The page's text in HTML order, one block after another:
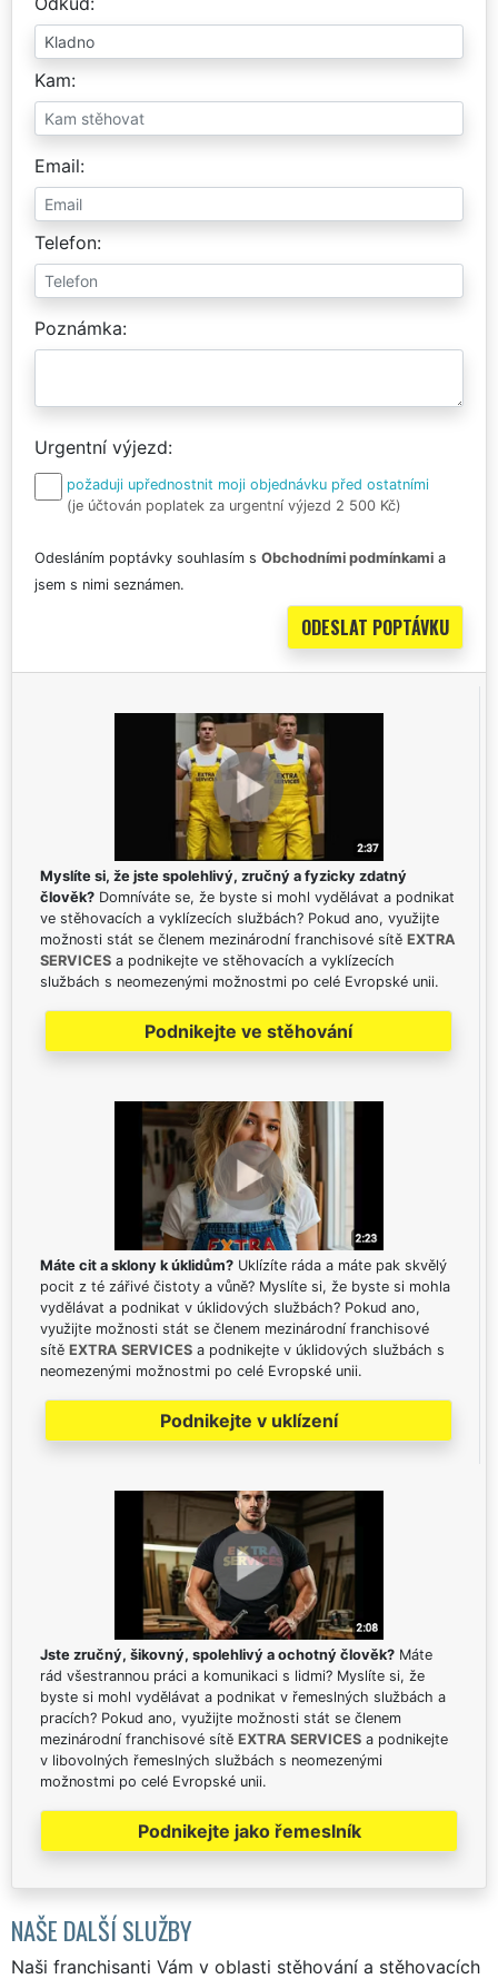
Kam
Email
Telefon
Poznámka
Urgentní výjezd
požaduji upřednostnit moji objednávku před ostatními
(je účtován poplatek za urgentní výjezd 2 500 Kč)
Odesláním poptávky souhlasím s Obchodními podmínkami a
jsem s nimi seznámen.
Myslíte si, že jste spolehlivý, zručný a fyzicky zdatný
člověk? Domníváte se, že byste si mohl vydělávat a podnikat
ve stěhovacích a vyklízecích službách? Pokud ano, využijte
možnosti stát se členem mezinárodní franchisové sítě EXTRA
SERVICES a podnikejte ve stěhovacích a vyklízecích
službách s neomezenými možnostmi po celé Evropské unii.
Podnikejte ve stěhování
Máte cit a sklony k úklidům? Uklízíte ráda a máte pak skvělý
pocit z té zářivé čistoty a vůně? Myslíte si, že byste si mohla
vydělávat a podnikat v úklidových službách? Pokud ano,
využijte možnosti stát se členem mezinárodní franchisové
sítě EXTRA SERVICES a podnikejte v úklidových službách s
neomezenými možnostmi po celé Evropské unii.
Podnikejte v uklízení
Jste zručný, šikovný, spolehlivý a ochotný člověk? Máte
rád všestrannou práci a komunikaci s lidmi? Myslíte si, že
byste si mohl vydělávat a podnikat v řemeslných službách a
pracích? Pokud ano, využijte možnosti stát se členem
mezinárodní franchisové sítě EXTRA SERVICES a podnikejte
v libovolných řemeslných službách s neomezenými
možnostmi po celé Evropské unii.
Podnikejte jako řemeslník
NAŠE DALŠÍ SLUŽBY
Naši franchisanti Vám v oblasti stěhování a stěhovacích